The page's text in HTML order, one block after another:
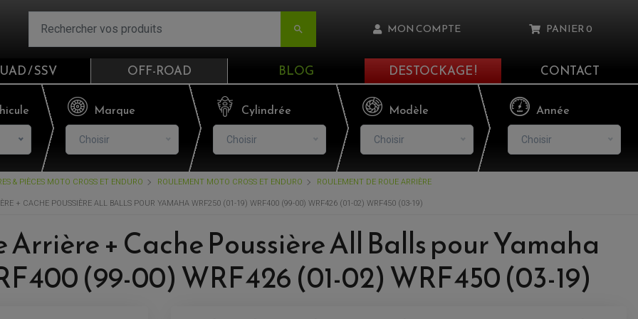
 MON COMPTE
Email
Mot de passe
CONNEXION
S'INSCRIRE
PANIER0
Il n'y a aucun produit dans votre panier
/ SSV OFF-ROAD BLOG DESTOCKAGE ! CONTACT
Marque
Choisir
Cylindrée
Choisir
Modèle
Choisir
Année
Choisir
& PIÈCES MOTO CROSS ET ENDURO ROULEMENT MOTO CROSS ET ENDURO ROULEMENT DE ROUE ARRIÈRE
+ CACHE POUSSIÈRE ALL BALLS POUR YAMAHA WRF250 (01-19) WRF400 (99-00) WRF426 (01-02) WRF450 (03-19)
+ Cache Poussière All Balls pour Yamaha
(99-00) WRF426 (01-02) WRF450 (03-19)